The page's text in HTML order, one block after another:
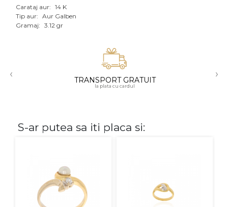
Aur mixt
18K
Carataj aur: 14 K
Tip aur: Aur Galben
Gramaj: 3.12 gr
‹ TRANSPORT GRATUIT
la plata cu cardul
›
S-ar putea sa iti placa si: